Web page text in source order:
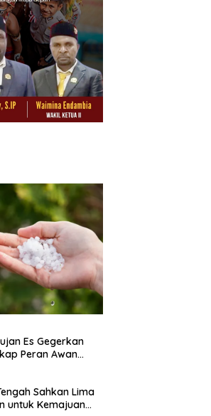
Es Gegerkan
Peran Awan
Sahkan Lima
untuk Kemajuan